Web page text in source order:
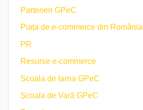
Parteneri GPeC
Piața de e-commerce din România
PR
Resurse e-commerce
Scoala de Iarna GPeC
Școala de Vară GPeC